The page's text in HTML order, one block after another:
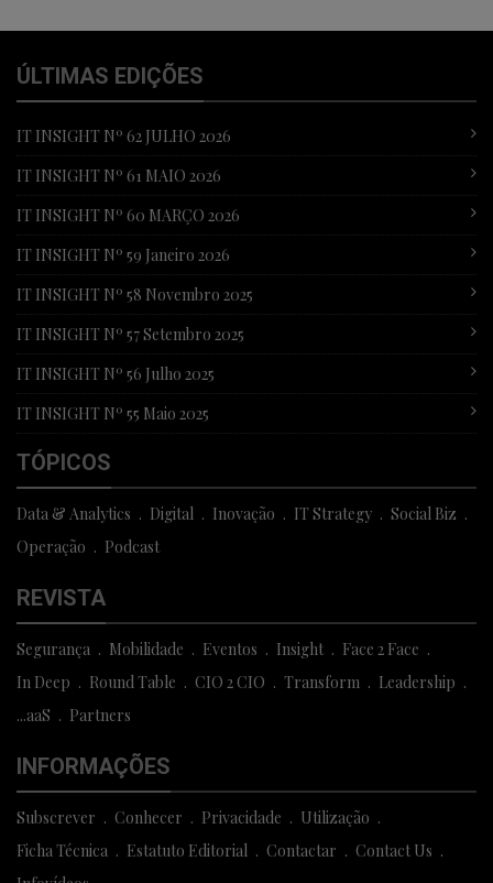
ÚLTIMAS EDIÇÕES
IT INSIGHT Nº 62 JULHO 2026
IT INSIGHT Nº 61 MAIO 2026
IT INSIGHT Nº 60 MARÇO 2026
IT INSIGHT Nº 59 Janeiro 2026
IT INSIGHT Nº 58 Novembro 2025
IT INSIGHT Nº 57 Setembro 2025
IT INSIGHT Nº 56 Julho 2025
IT INSIGHT Nº 55 Maio 2025
TÓPICOS
Data & Analytics Digital Inovação IT Strategy
Social Biz
Operação
Podcast
REVISTA
Segurança Mobilidade Eventos Insight
Face 2 Face
In Deep
Round Table CIO 2 CIO Transform
Leadership
...aaS
Partners
INFORMAÇÕES
Subscrever Conhecer Privacidade
Utilização
Ficha Técnica
Estatuto Editorial Contactar
Contact Us